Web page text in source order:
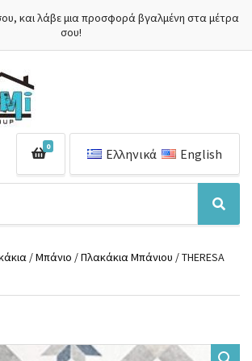
και λάβε μια προσφορά βγαλμένη στα μέτρα
σου!
Α
ν
ζ
τ
0 Ελληνικά English
/Μπάνιο /Πλακάκια Μπάνιου / THERESA